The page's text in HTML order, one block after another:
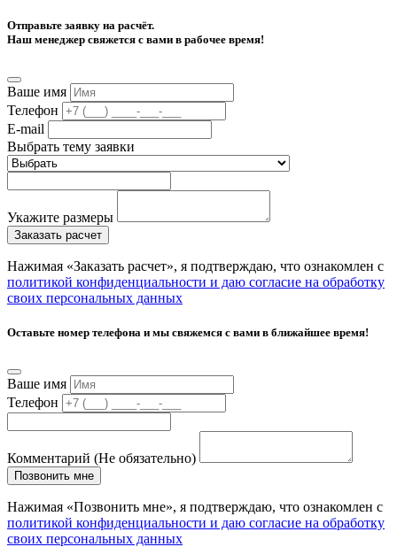
Отправьте заявку на расчёт.
Наш менеджер свяжется с вами в рабочее время!
Ваше имя
Телефон
E-mail
Выбрать тему заявки
Укажите размеры
Заказать расчет
Нажимая «Заказать расчет», я подтверждаю, что ознакомлен с
политикой конфиденциальности и даю согласие на обработку
своих персональных данных
Оставьте номер телефона и мы свяжемся с вами в ближайшее время!
Ваше имя
Телефон
Комментарий (Не обязательно)
Позвонить мне
Нажимая «Позвонить мне», я подтверждаю, что ознакомлен с
политикой конфиденциальности и даю согласие на обработку
своих персональных данных